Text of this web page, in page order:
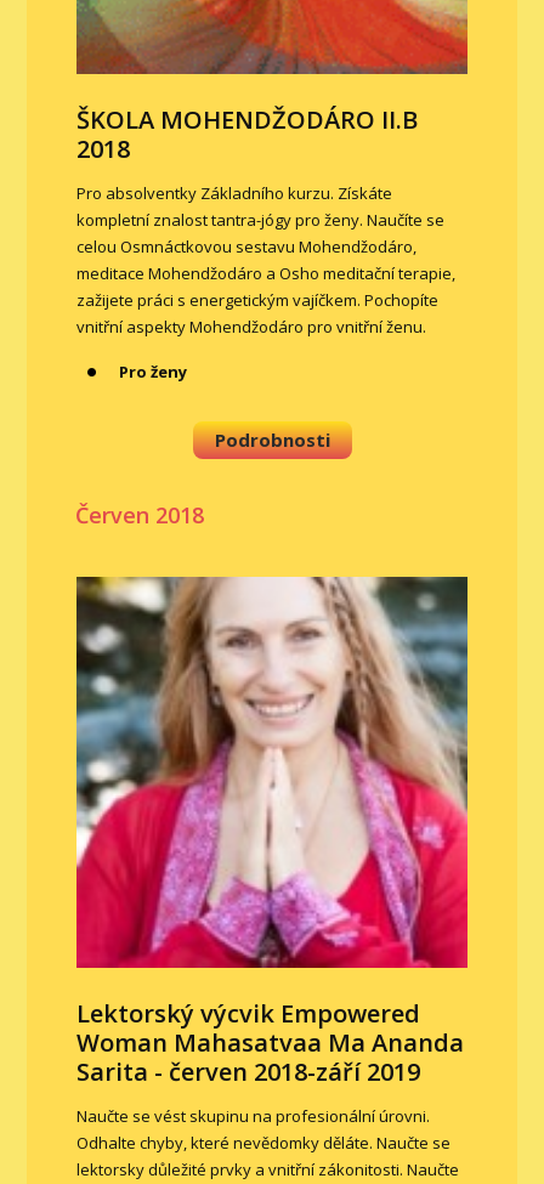
ŠKOLA MOHENDŽODÁRO II.B
2018
Pro absolventky Základního kurzu. Získáte
kompletní znalost tantra-jógy pro ženy. Naučíte se
celou Osmnáctkovou sestavu Mohendžodáro,
meditace Mohendžodáro a Osho meditační terapie,
zažijete práci s energetickým vajíčkem. Pochopíte
vnitřní aspekty Mohendžodáro pro vnitřní ženu.
Pro ženy
Podrobnosti
Červen 2018
Lektorský výcvik Empowered
Woman Mahasatvaa Ma Ananda
Sarita - červen 2018-září 2019
Naučte se vést skupinu na profesionální úrovni.
Odhalte chyby, které nevědomky děláte. Naučte se
lektorsky důležité prvky a vnitřní zákonitosti. Naučte